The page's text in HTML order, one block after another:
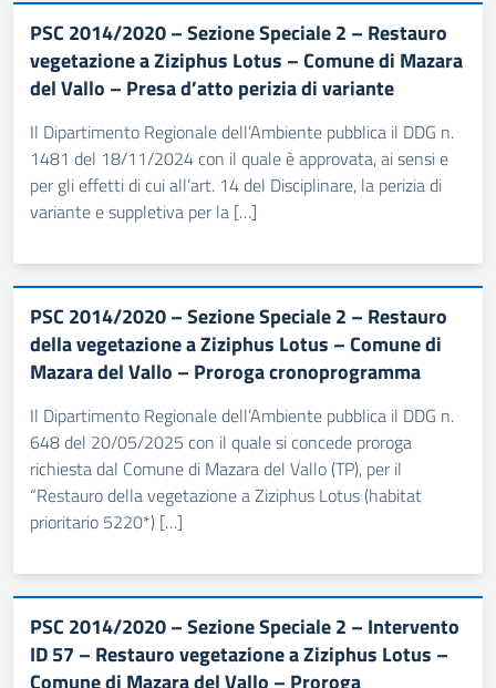
PSC 2014/2020 – Sezione Speciale 2 – Restauro
vegetazione a Ziziphus Lotus – Comune di Mazara
del Vallo – Presa d’atto perizia di variante
Il Dipartimento Regionale dell’Ambiente pubblica il DDG n.
1481 del 18/11/2024 con il quale è approvata, ai sensi e
per gli effetti di cui all’art. 14 del Disciplinare, la perizia di
variante e suppletiva per la […]
PSC 2014/2020 – Sezione Speciale 2 – Restauro
della vegetazione a Ziziphus Lotus – Comune di
Mazara del Vallo – Proroga cronoprogramma
Il Dipartimento Regionale dell’Ambiente pubblica il DDG n.
648 del 20/05/2025 con il quale si concede proroga
richiesta dal Comune di Mazara del Vallo (TP), per il
“Restauro della vegetazione a Ziziphus Lotus (habitat
prioritario 5220*) […]
PSC 2014/2020 – Sezione Speciale 2 – Intervento
ID 57 – Restauro vegetazione a Ziziphus Lotus –
Comune di Mazara del Vallo – Proroga